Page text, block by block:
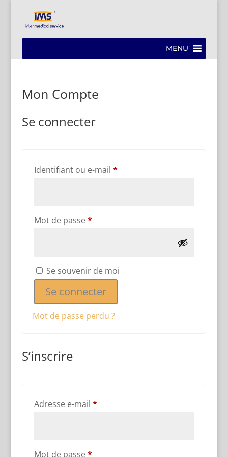
MENU
Mon Compte
Se connecter
Identifiant ou e-mail *Obligatoire
Mot de passe*Obligatoire
Se souvenir de moi
Se connecter
Mot de passe perdu ?
S’inscrire
Adresse e-mail *Obligatoire
Mot de passe*Obligatoire